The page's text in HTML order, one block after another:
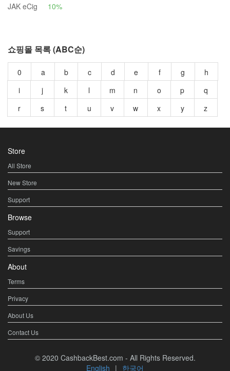
JAK eCig
10%
쇼핑몰 목록 (ABC순)
0 a b c d e f g
h
i
j k l m n o p
q
r
s t u v w x y z
Store
All Store
New Store
Support
Browse
Support
Savings
About
Terms
Privacy
About Us
Contact Us
© 2020 CashbackBest.com - All Rights Reserved.
English | 한국어